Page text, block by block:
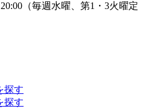
（毎週水曜、第1・3火曜定
探す
探す